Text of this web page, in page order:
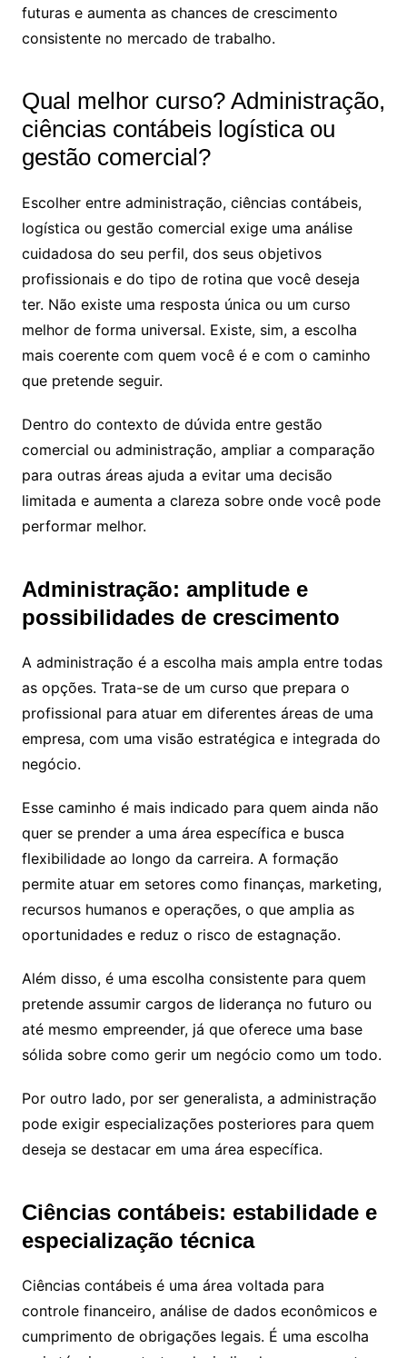
futuras e aumenta as chances de crescimento
consistente no mercado de trabalho.
Qual melhor curso? Administração,
ciências contábeis logística ou
gestão comercial?
Escolher entre administração, ciências contábeis,
logística ou gestão comercial exige uma análise
cuidadosa do seu perfil, dos seus objetivos
profissionais e do tipo de rotina que você deseja
ter. Não existe uma resposta única ou um curso
melhor de forma universal. Existe, sim, a escolha
mais coerente com quem você é e com o caminho
que pretende seguir.
Dentro do contexto de dúvida entre gestão
comercial ou administração, ampliar a comparação
para outras áreas ajuda a evitar uma decisão
limitada e aumenta a clareza sobre onde você pode
performar melhor.
Administração: amplitude e
possibilidades de crescimento
A administração é a escolha mais ampla entre todas
as opções. Trata-se de um curso que prepara o
profissional para atuar em diferentes áreas de uma
empresa, com uma visão estratégica e integrada do
negócio.
Esse caminho é mais indicado para quem ainda não
quer se prender a uma área específica e busca
flexibilidade ao longo da carreira. A formação
permite atuar em setores como finanças, marketing,
recursos humanos e operações, o que amplia as
oportunidades e reduz o risco de estagnação.
Além disso, é uma escolha consistente para quem
pretende assumir cargos de liderança no futuro ou
até mesmo empreender, já que oferece uma base
sólida sobre como gerir um negócio como um todo.
Por outro lado, por ser generalista, a administração
pode exigir especializações posteriores para quem
deseja se destacar em uma área específica.
Ciências contábeis: estabilidade e
especialização técnica
Ciências contábeis é uma área voltada para
controle financeiro, análise de dados econômicos e
cumprimento de obrigações legais. É uma escolha